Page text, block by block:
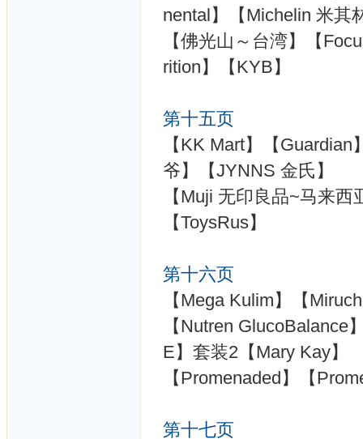
nental】【Michelin 米其
【佛光山～台湾】【
rition】【KYB】
第十五页
【KK Mart】【
爷】【JYNNS 金氏】
【Muji 无印良品~马来
【ToysRus】
第十六页
【Mega Kulim】【
【Nutren
E】套装2【Mary Kay】
【Promenaded】【
第十七页